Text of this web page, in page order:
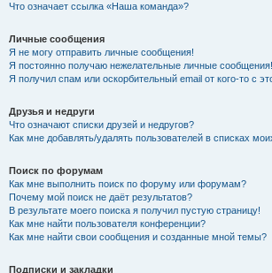
Что означает ссылка «Наша команда»?
Личные сообщения
Я не могу отправить личные сообщения!
Я постоянно получаю нежелательные личные сообщения!
Я получил спам или оскорбительный email от кого-то с
Друзья и недруги
Что означают списки друзей и недругов?
Как мне добавлять/удалять пользователей в списках
Поиск по форумам
Как мне выполнить поиск по форуму или форумам?
Почему мой поиск не даёт результатов?
В результате моего поиска я получил пустую страницу!
Как мне найти пользователя конференции?
Как мне найти свои сообщения и созданные мной темы?
Подписки и закладки